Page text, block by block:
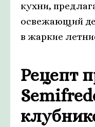
кухни,
освежающий
в жаркие
Рецепт